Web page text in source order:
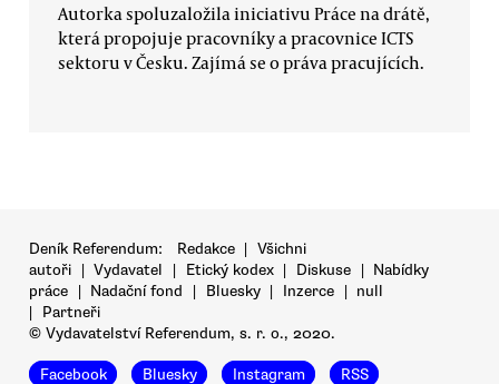
Autorka spoluzaložila iniciativu Práce na drátě,
která propojuje pracovníky a pracovnice ICTS
sektoru v Česku. Zajímá se o práva pracujících.
Deník Referendum: Redakce | Všichni
autoři | Vydavatel | Etický kodex | Diskuse | Nabídky
práce | Nadační fond | Bluesky | Inzerce | null
|
Partneři
© Vydavatelství Referendum, s. r. o., 2020.
Facebook Bluesky Instagram RSS